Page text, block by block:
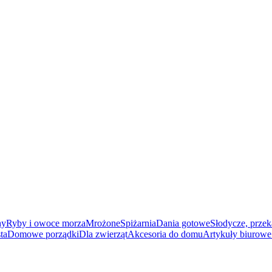
Ryby i owoce morzaMrożoneSpiżarniaDania gotoweSłodycze,
Domowe porządkiDla zwierzątAkcesoria do domuArtykuły